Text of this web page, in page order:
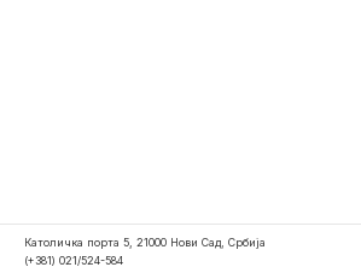
Католичка порта 5, 21000 Нови Сад, Србија
(+381) 021/524-584